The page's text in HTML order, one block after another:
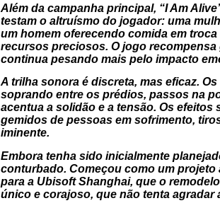
Além da campanha principal, “I Am
testam o altruísmo do jogador: uma
um homem oferecendo comida em
recursos preciosos. O jogo
continua pesando mais pelo impacto
A trilha sonora é discreta, mas eficaz.
soprando entre os prédios, passos na
acentua a solidão e a tensão. Os
gemidos de pessoas em sofrimento,
iminente.
Embora tenha sido inicialmente
conturbado. Começou como um
para a Ubisoft Shanghai, que o
único e corajoso, que não tenta